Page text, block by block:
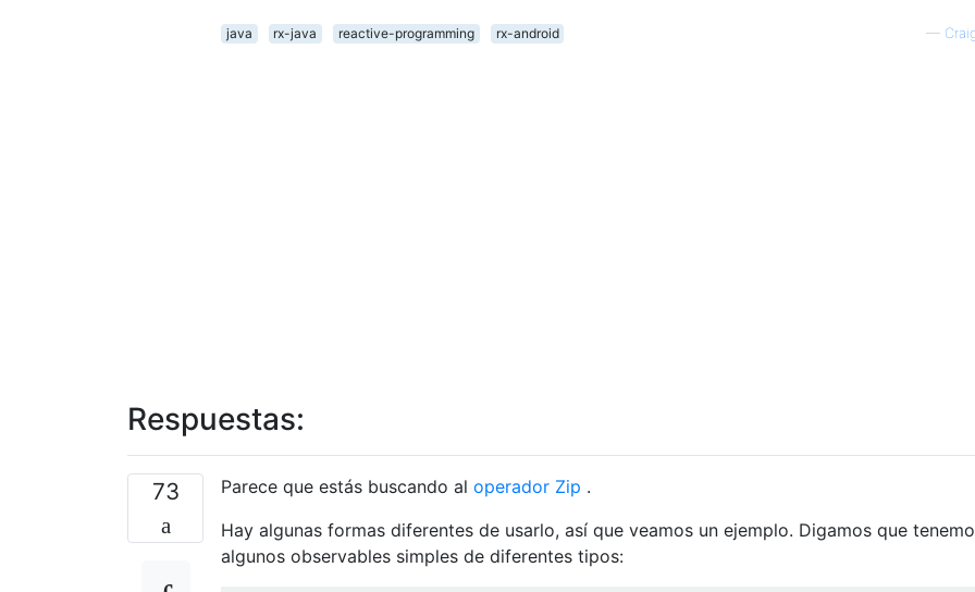
java rx-java reactive-programming rx-android —
Respuestas:
73 Parece que estás buscando al operador Zip .
Hay algunas formas diferentes de usarlo, así que veamos un ejemplo. Digamos que
algunos observables simples de diferentes tipos: